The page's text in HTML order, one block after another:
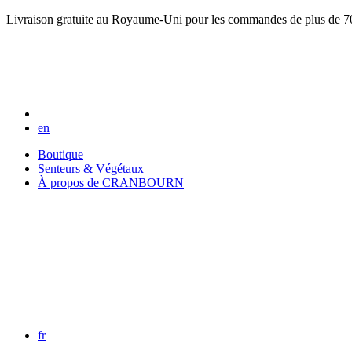
Livraison gratuite au Royaume-Uni pour les commandes de plus de
en
Boutique
Senteurs & Végétaux
À propos de CRANBOURN
fr